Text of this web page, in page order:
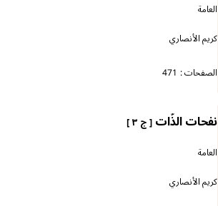
العامة
كريم الأنصاري
الصفحات : 471
نفحات الذّات[ ج ٣ ]
العامة
كريم الأنصاري